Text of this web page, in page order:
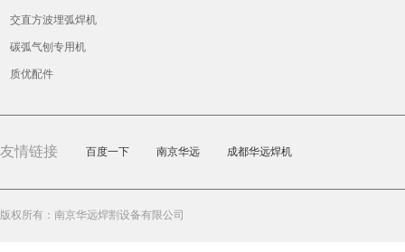
交直方波埋弧焊机
碳弧气刨专用机
质优配件
友情链接 百度一下 南京华远 成都华远焊机
版权所有：南京华远焊割设备有限公司